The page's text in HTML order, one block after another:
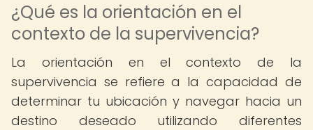
¿Qué es la orientación en el
contexto de la supervivencia?
La orientación en el contexto de la
supervivencia se refiere a la capacidad de
determinar tu ubicación y navegar hacia un
destino deseado utilizando diferentes